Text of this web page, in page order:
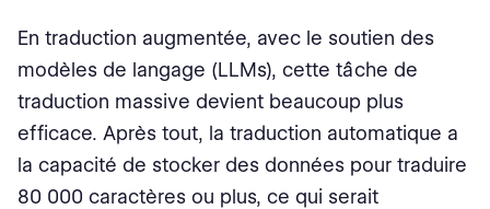
En traduction augmentée, avec le soutien des
modèles de langage (LLMs), cette tâche de
traduction massive devient beaucoup plus
efficace. Après tout, la traduction automatique a
la capacité de stocker des données pour traduire
80 000 caractères ou plus, ce qui serait